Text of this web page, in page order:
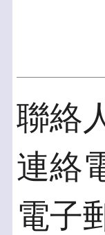
聯絡
連絡
電子